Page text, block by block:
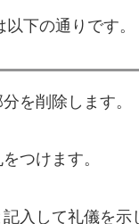
下の通りです。
を削除します。
つけます。
入して礼儀を示